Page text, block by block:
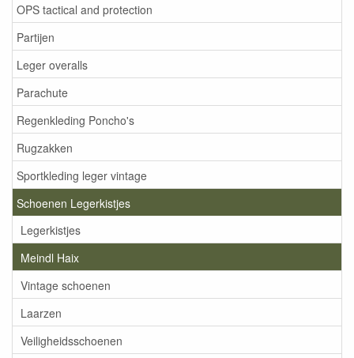
OPS tactical and protection
Partijen
Leger overalls
Parachute
Regenkleding Poncho's
Rugzakken
Sportkleding leger vintage
Schoenen Legerkistjes
Legerkistjes
Meindl Haix
Vintage schoenen
Laarzen
Veiligheidsschoenen